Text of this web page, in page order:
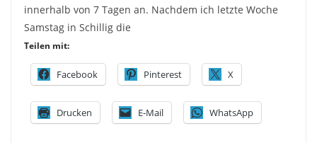
innerhalb von 7 Tagen an. Nachdem ich letzte Woche
Samstag in Schillig die
Teilen mit:
Facebook Pinterest X
Drucken E-Mail WhatsApp